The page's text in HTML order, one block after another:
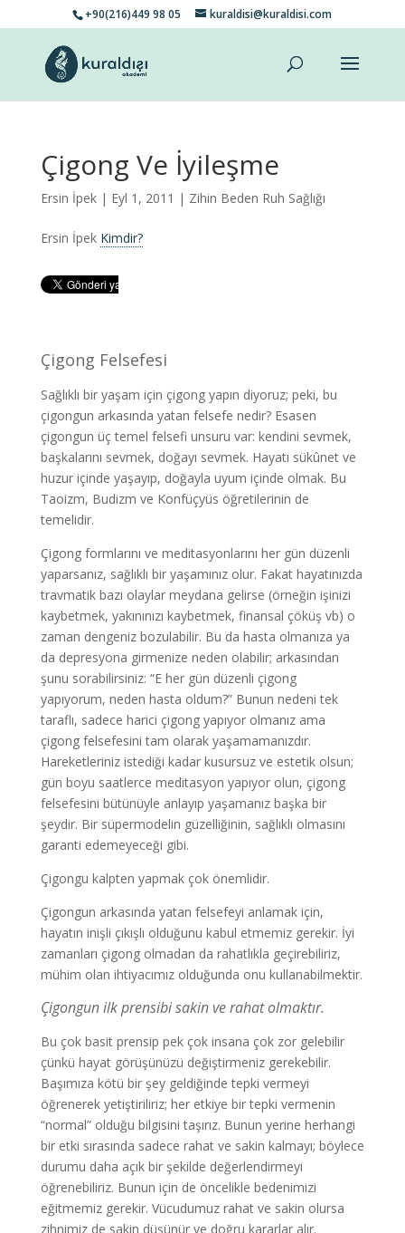
+90(216)449 98 05 kuraldisi@kuraldisi.com
Çigong Ve İyileşme
Ersin İpek| Eyl 1, 2011 | Zihin Beden Ruh Sağlığı
Ersin İpek Kimdir?
Çigong Felsefesi
Sağlıklı bir yaşam için çigong yapın diyoruz; peki, bu
çigongun arkasında yatan felsefe nedir? Esasen
çigongun üç temel felsefi unsuru var: kendini sevmek,
başkalarını sevmek, doğayı sevmek. Hayatı sükûnet ve
huzur içinde yaşayıp, doğayla uyum içinde olmak. Bu
Taoizm, Budizm ve Konfüçyüs öğretilerinin de
temelidir.
Çigong formlarını ve meditasyonlarını her gün düzenli
yaparsanız, sağlıklı bir yaşamınız olur. Fakat hayatınızda
travmatik bazı olaylar meydana gelirse (örneğin işinizi
kaybetmek, yakınınızı kaybetmek, finansal çöküş vb) o
zaman dengeniz bozulabilir. Bu da hasta olmanıza ya
da depresyona girmenize neden olabilir; arkasından
şunu sorabilirsiniz: “E her gün düzenli çigong
yapıyorum, neden hasta oldum?” Bunun nedeni tek
taraflı, sadece harici çigong yapıyor olmanız ama
çigong felsefesini tam olarak yaşamamanızdır.
Hareketleriniz istediği kadar kusursuz ve estetik olsun;
gün boyu saatlerce meditasyon yapıyor olun, çigong
felsefesini bütünüyle anlayıp yaşamanız başka bir
şeydir. Bir süpermodelin güzelliğinin, sağlıklı olmasını
garanti edemeyeceği gibi.
Çigongu kalpten yapmak çok önemlidir.
Çigongun arkasında yatan felsefeyi anlamak için,
hayatın inişli çıkışlı olduğunu kabul etmemiz gerekir. İyi
zamanları çigong olmadan da rahatlıkla geçirebiliriz,
mühim olan ihtiyacımız olduğunda onu kullanabilmektir.
Çigongun ilk prensibi sakin ve rahat olmaktır.
Bu çok basit prensip pek çok insana çok zor gelebilir
çünkü hayat görüşünüzü değiştirmeniz gerekebilir.
Başımıza kötü bir şey geldiğinde tepki vermeyi
öğrenerek yetiştiriliriz; her etkiye bir tepki vermenin
“normal” olduğu bilgisini taşırız. Bunun yerine herhangi
bir etki sırasında sadece rahat ve sakin kalmayı; böylece
durumu daha açık bir şekilde değerlendirmeyi
öğrenebiliriz. Bunun için de öncelikle bedenimizi
eğitmemiz gerekir. Vücudumuz rahat ve sakin olursa
zihnimiz de sakin düşünür ve doğru kararlar alır.